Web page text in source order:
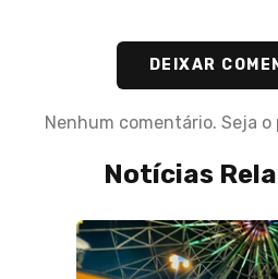
DEIXAR
Nenhum comentário. Seja
Notícias